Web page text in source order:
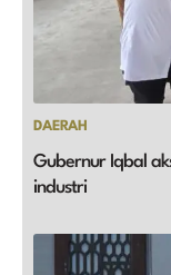
DAERAH
Gubernur Iqbal
industri